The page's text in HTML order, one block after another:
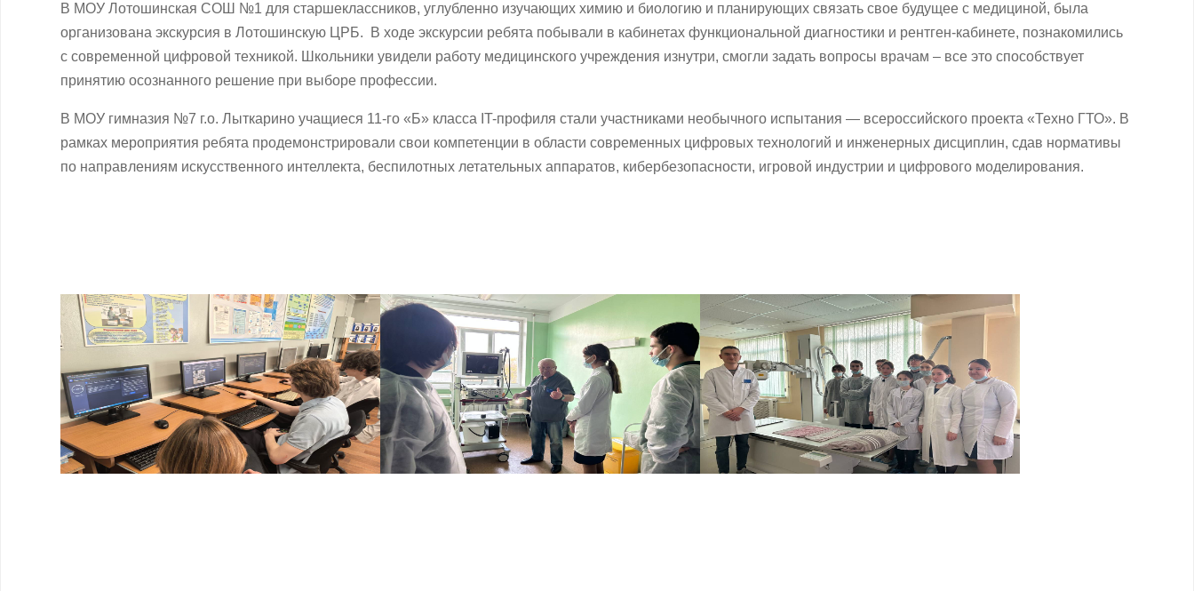
В МОУ Лотошинская СОШ №1 для старшеклассников, углубленно изучающих химию и биологию и планирующих связать свое будущее с медициной, была
организована экскурсия в Лотошинскую ЦРБ. В ходе экскурсии ребята побывали в кабинетах функциональной диагностики и рентген-кабинете, познакомились
с современной цифровой техникой. Школьники увидели работу медицинского учреждения изнутри, смогли задать вопросы врачам – все это способствует
принятию осознанного решение при выборе профессии.
В МОУ гимназия №7 г.о. Лыткарино учащиеся 11-го «Б» класса IT-профиля стали участниками необычного испытания — всероссийского проекта «Техно ГТО». В
рамках мероприятия ребята продемонстрировали свои компетенции в области современных цифровых технологий и инженерных дисциплин, сдав нормативы
по направлениям искусственного интеллекта, беспилотных летательных аппаратов, кибербезопасности, игровой индустрии и цифрового моделирования.